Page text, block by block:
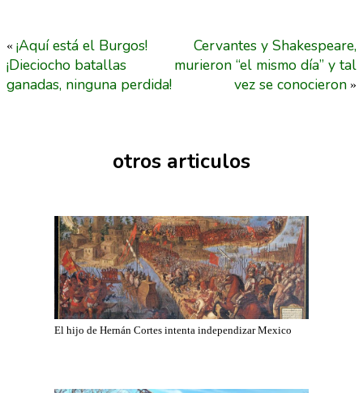
« ¡Aquí está el Burgos!
¡Dieciocho batallas
ganadas, ninguna perdida!
Cervantes y Shakespeare,
murieron “el mismo día” y tal
vez se conocieron »
otros articulos
El hijo de Hernán Cortes intenta independizar Mexico